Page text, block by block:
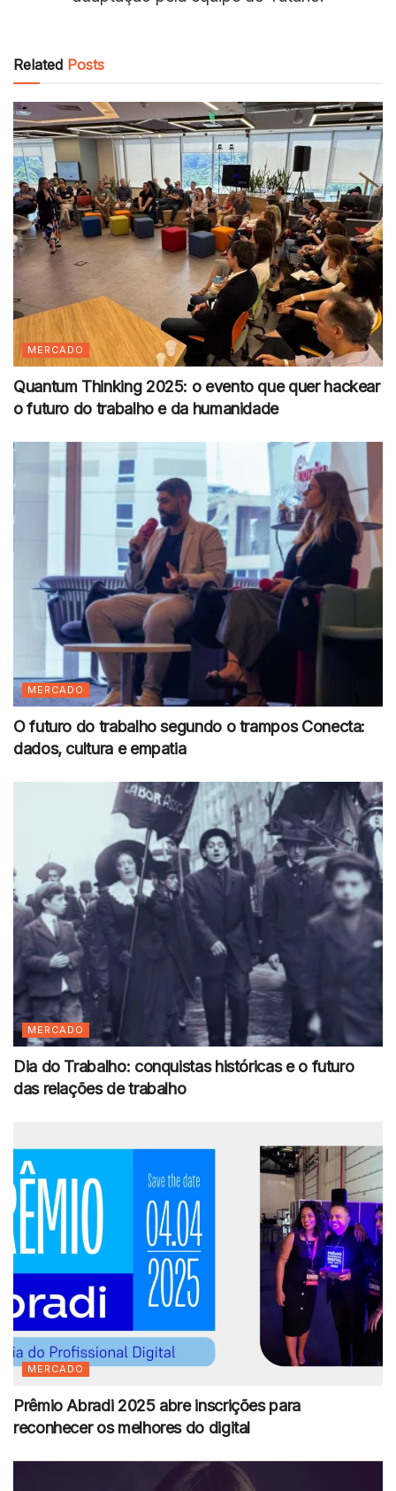
Related Posts
MERCADO
Quantum Thinking 2025: o evento que quer hackear
o futuro do trabalho e da humanidade
MERCADO
O futuro do trabalho segundo o trampos Conecta:
dados, cultura e empatia
MERCADO
Dia do Trabalho: conquistas históricas e o futuro
das relações de trabalho
MERCADO
Prêmio Abradi 2025 abre inscrições para
reconhecer os melhores do digital